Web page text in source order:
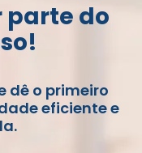
parte do
dê o primeiro
eficiente e